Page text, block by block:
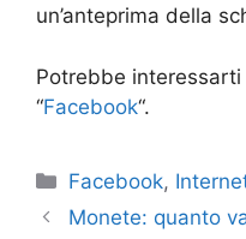
un’anteprima della
Potrebbe
“Facebook“.
Categorie
Facebook,
Monete: quanto